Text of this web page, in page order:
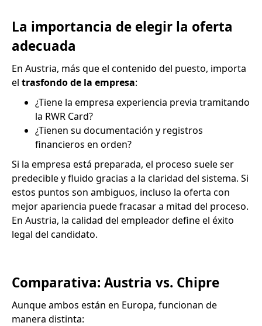
La importancia de elegir la oferta
adecuada
En Austria, más que el contenido del puesto, importa
el trasfondo de la empresa:
¿Tiene la empresa experiencia previa tramitando
la RWR Card?
¿Tienen su documentación y registros
financieros en orden?
Si la empresa está preparada, el proceso suele ser
predecible y fluido gracias a la claridad del sistema. Si
estos puntos son ambiguos, incluso la oferta con
mejor apariencia puede fracasar a mitad del proceso.
En Austria, la calidad del empleador define el éxito
legal del candidato.
Comparativa: Austria vs. Chipre
Aunque ambos están en Europa, funcionan de
manera distinta: